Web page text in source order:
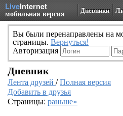
LiveInternet
мобильная версия Дневники
Вы были перенаправлены на
страницы. Вернуться!
Авторизация
Дневник
Лента друзей /Полная версия
Добавить в друзья
Страницы: раньше»